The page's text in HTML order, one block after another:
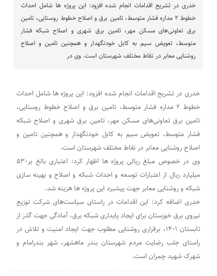
خدری در تشریح اقدامات انجام شده افزود: این پروژه ها شامل احداث
خطوط ۲ مداره فشار متوسط، تامین برق و اصلاح خطوط روستایی، تامین
برق تعاونی‌های مسکن مهر، تامین برق شهری و اصلاح شبکه فشار
متوسط، تعویض سیم به کابل خودنگهدار و همچنین تامین و اصلاح
روشنایی معابر در نقاط مختلف شهرستان است. وی در
خدری در تشریح اقدامات انجام شده افزود: این پروژه ها شامل احداث
خطوط ۲ مداره فشار متوسط، تامین برق و اصلاح خطوط روستایی،
تامین برق تعاونی‌های مسکن مهر، تامین برق شهری و اصلاح شبکه
فشار متوسط، تعویض سیم به کابل خودنگهدار و همچنین تامین و
اصلاح روشنایی معابر در نقاط مختلف شهرستان است.
وی در خصوص مبلغ ریالی پروژه ها اظهار کرد: اعتباری بالغ بر۵۳۰
میلیارد ریال از اعتبارات توسعه و احداث شبکه و اصلاح و بهینه سازی
شبکه و روشنایی معابر جهت پیشبرد این پروژه ها هزینه شد.
خدری اضافه کرد: این اقدامات در راستای سیاست‌های شرکت توزیع
نیروی برق خوزستان برای ایجاد پایداری شبکه برق، آمادگی جهت گذر از
تابستان ۱۴۰۱، برقراری روشنایی مطلوب جهت ایجاد امنیت و تلاش در
راستای جلب رضایت مردم شهرستان بندر ماهشهر، شهر بندرامام و
شهرک شهید چمران است.